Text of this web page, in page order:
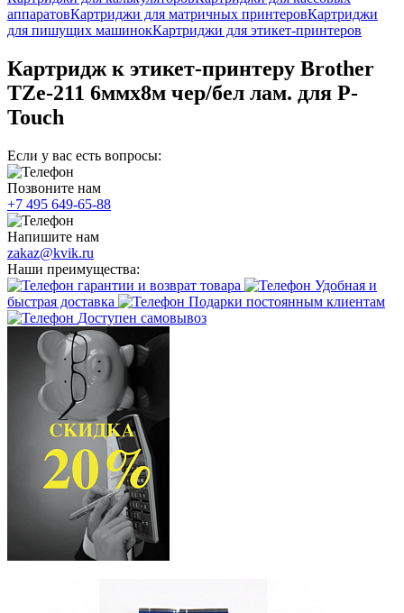
аппаратовКартриджи для матричных принтеровКартриджи
для пишущих машинокКартриджи для этикет-принтеров
Картридж к этикет-принтеру Brother
TZe-211 6ммх8м чер/бел лам. для P-
Touch
Если у вас есть вопросы:
Позвоните нам
+7 495 649-65-88
Напишите нам
zakaz@kvik.ru
Наши преимущества:
гарантии и возврат товара
Удобная и
быстрая доставка
Подарки постоянным клиентам
Доступен самовывоз